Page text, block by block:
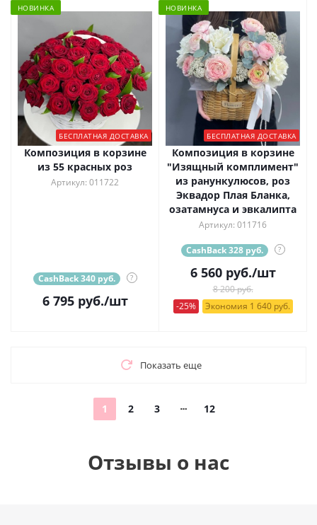
НОВИНКА
БЕСПЛАТНАЯ ДОСТАВКА
Композиция в корзине
из 55 красных роз
Артикул: 011722
CashBack 340 руб. ?
6 795руб./шт
НОВИНКА
БЕСПЛАТНАЯ ДОСТАВКА
Композиция в корзине
"Изящный комплимент"
из ранункулюсов, роз
Эквадор Плая Бланка,
озатамнуса и эвкалипта
Артикул: 011716
CashBack 328 руб. ?
6 560руб./шт
8 200 руб.
-25%
Экономия 1 640 руб.
Показать еще
1 2 3 12
Отзывы о нас